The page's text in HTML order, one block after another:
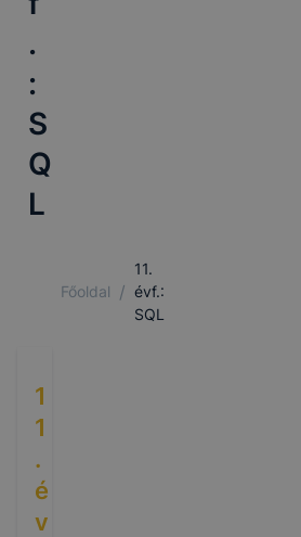
.
:
S
Q
L
Főoldal /
11.
évf.:
SQL
1
1
.
é
v